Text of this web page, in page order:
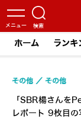
ホーム ランキ
「SBR楊さんを
レポート 9枚目
その他 その他